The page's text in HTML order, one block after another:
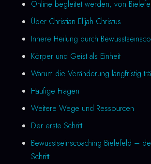
Online begleitet werden, von
Über Christian Elijah Christus
Innere Heilung durch
Körper und Geist als Einheit
Warum die Veränderung langfristig
Häufige Fragen
Weitere Wege und Ressourcen
Der erste Schritt
Bewusstseinscoaching Bielefeld –
Schritt